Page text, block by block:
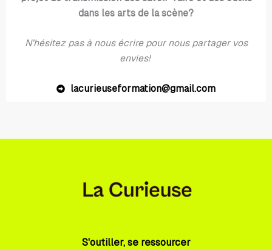
dans les arts de la scène?
N’hésitez pas à nous écrire pour nous partager vos
envies!
lacurieuseformation@gmail.com
S'outiller, se ressourcer